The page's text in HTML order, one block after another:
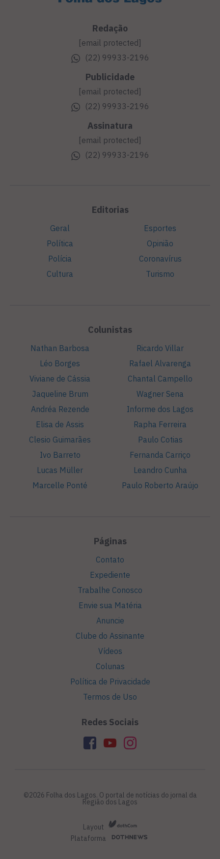
Redação
[email protected]
(22) 99933-2196
Publicidade
[email protected]
(22) 99933-2196
Assinatura
[email protected]
(22) 99933-2196
Editorias
Geral
Política
Polícia
Cultura
Esportes
Opinião
Coronavírus
Turismo
Colunistas
Nathan Barbosa
Léo Borges
Viviane de Cássia
Jaqueline Brum
Andréa Rezende
Elisa de Assis
Clesio Guimarães
Ivo Barreto
Lucas Müller
Marcelle Ponté
Ricardo Villar
Rafael Alvarenga
Chantal Campello
Wagner Sena
Informe dos Lagos
Rapha Ferreira
Paulo Cotias
Fernanda Carriço
Leandro Cunha
Paulo Roberto Araújo
Páginas
Contato
Expediente
Trabalhe Conosco
Envie sua Matéria
Anuncie
Clube do Assinante
Vídeos
Colunas
Política de Privacidade
Termos de Uso
Redes Sociais
©2026 Folha dos Lagos. O portal de notícias do jornal da
Região dos Lagos
Layout
Plataforma